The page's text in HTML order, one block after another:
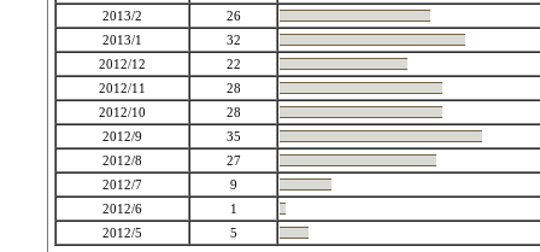
2013/2
26
2013/1
32
2012/12
22
2012/11
28
2012/10
28
2012/9
35
2012/8
27
2012/7
9
2012/6
1
2012/5
5